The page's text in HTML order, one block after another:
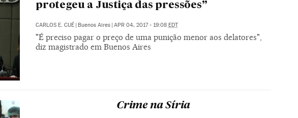
protegeu a Justiça das pressões”
CARLOS E. CUÉ Buenos Aires APR 04, 2017 - 19:08 EDT
"É preciso pagar o preço de uma punição menor aos delatores",
diz magistrado em Buenos Aires
Crime na Síria